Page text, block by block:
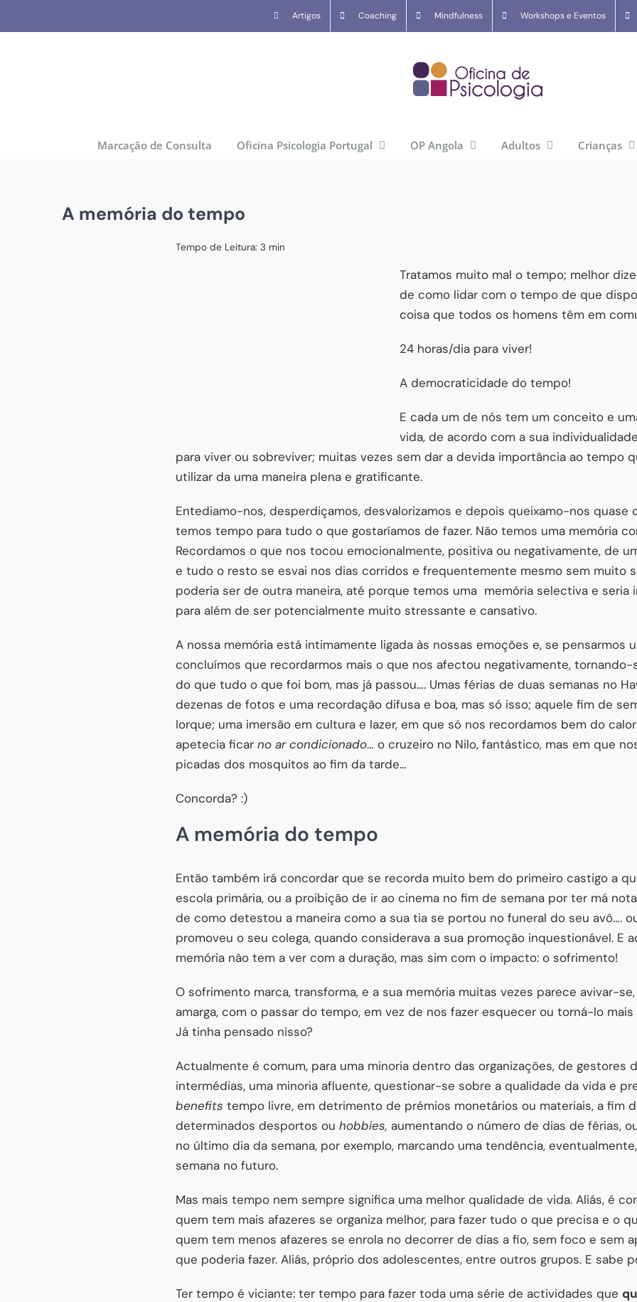
to
Artigos Coaching Mindfulness Workshops e Eventos
Marcação de Consulta Oficina Psicologia Portugal OP Angola Adultos Crianças
A memória do tempo
Tempo de Leitura: 3 min
Tratamos muito mal o tempo; melhor
de como lidar com o tempo de que
coisa que todos os homens têm em
24 horas/dia para viver!
A democraticidade do tempo!
E cada um de nós tem um conceito e
vida, de acordo com a sua
para viver ou sobreviver; muitas vezes sem dar a devida importância ao tempo
utilizar da uma maneira plena e gratificante.
Entediamo-nos, desperdiçamos, desvalorizamos e depois queixamo-nos quase
temos tempo para tudo o que gostaríamos de fazer. Não temos uma memória
Recordamos o que nos tocou emocionalmente, positiva ou negativamente, de
e tudo o resto se esvai nos dias corridos e frequentemente mesmo sem muito
poderia ser de outra maneira, até porque temos uma memória selectiva e seria
para além de ser potencialmente muito stressante e cansativo.
A nossa memória está intimamente ligada às nossas emoções e, se pensarmos
concluímos que recordarmos mais o que nos afectou negativamente, tornando-
do que tudo o que foi bom, mas já passou…. Umas férias de duas semanas no
dezenas de fotos e uma recordação difusa e boa, mas só isso; aquele fim de
Iorque; uma imersão em cultura e lazer, em que só nos recordamos bem do
apetecia ficar no ar condicionado… o cruzeiro no Nilo, fantástico, mas em que
picadas dos mosquitos ao fim da tarde…
Concorda? :)
A memória do tempo
Então também irá concordar que se recorda muito bem do primeiro castigo a
escola primária, ou a proibição de ir ao cinema no fim de semana por ter má
de como detestou a maneira como a sua tia se portou no funeral do seu avô….
promoveu o seu colega, quando considerava a sua promoção inquestionável. E
memória não tem a ver com a duração, mas sim com o impacto: o sofrimento!
O sofrimento marca, transforma, e a sua memória muitas vezes parece avivar-
amarga, com o passar do tempo, em vez de nos fazer esquecer ou torná-lo
Já tinha pensado nisso?
Actualmente é comum, para uma minoria dentro das organizações, de gestores
intermédias, uma minoria afluente, questionar-se sobre a qualidade da vida e
benefits tempo livre, em detrimento de prémios monetários ou materiais, a fim
determinados desportos ou hobbies, aumentando o número de dias de férias,
no último dia da semana, por exemplo, marcando uma tendência,
semana no futuro.
Mas mais tempo nem sempre significa uma melhor qualidade de vida. Aliás, é
quem tem mais afazeres se organiza melhor, para fazer tudo o que precisa e o
quem tem menos afazeres se enrola no decorrer de dias a fio, sem foco e sem
que poderia fazer. Aliás, próprio dos adolescentes, entre outros grupos. E sabe
Ter tempo é viciante: ter tempo para fazer toda uma série de actividades que